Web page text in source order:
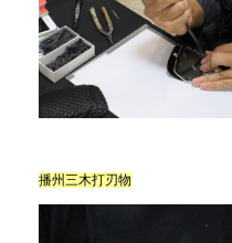
播州三木打刃物